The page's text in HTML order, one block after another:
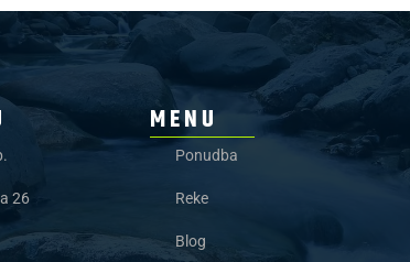
26
MENU
Ponudba
Reke
Blog